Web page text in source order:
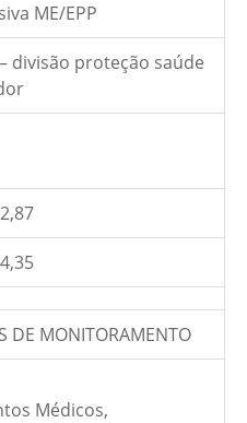
ME/EPP
divisão proteção saúde
DE MONITORAMENTO
Médicos,